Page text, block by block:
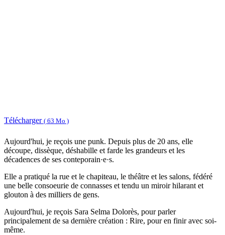
Télécharger ( 63 Mo )
Aujourd'hui, je reçois une punk. Depuis plus de 20 ans, elle
découpe, dissèque, déshabille et farde les grandeurs et les
décadences de ses conteporain·e·s.
Elle a pratiqué la rue et le chapiteau, le théâtre et les salons, fédéré
une belle consoeurie de connasses et tendu un miroir hilarant et
glouton à des milliers de gens.
Aujourd'hui, je reçois Sara Selma Dolorès, pour parler
principalement de sa dernière création : Rire, pour en finir avec soi-
même.